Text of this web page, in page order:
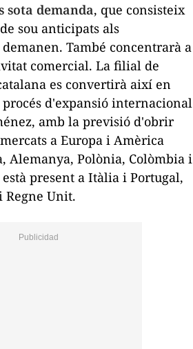
sota demanda, que consisteix
sou anticipats als
També concentrarà a
comercial. La filial de
es convertirà així en
d'expansió internacional
amb la previsió d'obrir
a Europa i Amèrica
Alemanya, Polònia, Colòmbia i
present a Itàlia i Portugal,
Regne Unit.